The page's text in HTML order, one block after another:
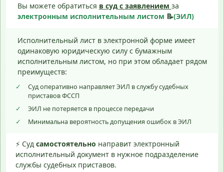
Вы можете обратиться в суд с заявлением за
электронным исполнительным листом 📝(ЭИЛ)
Исполнительный лист в электронной форме имеет
одинаковую юридическую силу с бумажным
исполнительным листом, но при этом обладает рядом
преимуществ:
✓
Суд оперативно направляет ЭИЛ в службу судебных
приставов ФССП
✓
ЭИЛ не потеряется в процессе передачи
✓
Минимальна вероятность допущения ошибок в ЭИЛ
⚡ Суд самостоятельно направит электронный
исполнительный документ в нужное подразделение
службы судебных приставов.